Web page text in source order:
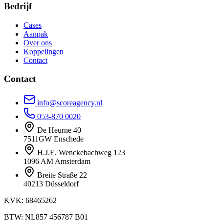
Bedrijf
Cases
Aanpak
Over ons
Koppelingen
Contact
Contact
info@scoreagency.nl
053-870 0020
De Heurne 40
7511GW Enschede
H.J.E. Wenckebachweg 123
1096 AM Amsterdam
Breite Straße 22
40213 Düsseldorf
KVK: 68465262
BTW: NL857 456787 B01